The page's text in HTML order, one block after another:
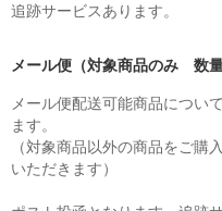
追跡サービスあります。
メール便（対象商品のみ 数
メール便配送可能商品につ
ます。
（対象商品以外の商品をご購
いただきます）